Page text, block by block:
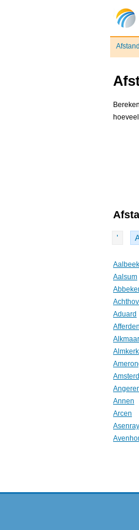
'
Aalbeek
Aalsum
Aduard
Alkmaar
Almkerk
Annen
Arcen
Asenray